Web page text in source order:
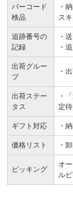
バーコード
検品
・
ス
追跡番号の
記録
・
・
出荷グルー
プ
・
出荷ステー
タス
・
定
ギフト対応 ・
価格リスト ・
ピッキング
オ
ル